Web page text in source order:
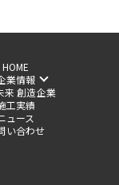
HOME
業情報
来 創造企業
工実績
ュース
い合わせ